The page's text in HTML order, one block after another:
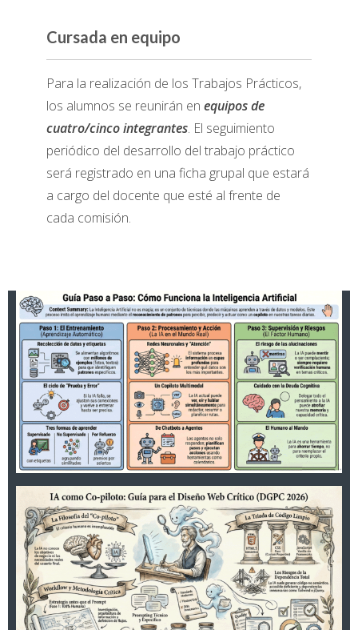
Cursada en equipo
Para la realización de los Trabajos Prácticos,
los alumnos se reunirán enequipos de
cuatro/cinco integrantes. El seguimiento
periódico del desarrollo del trabajo práctico
será registrado en una ficha grupal que estará
a cargo del docente que esté al frente de
cada comisión.